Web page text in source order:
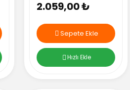
2.059,00 ₺
Sepete Ekle
Hızlı Ekle